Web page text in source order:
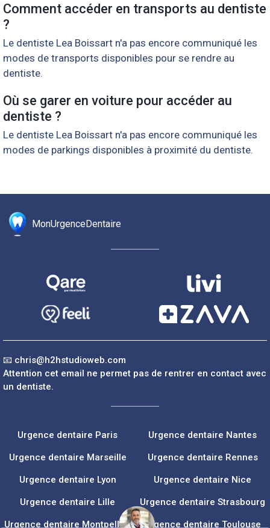
Comment accéder en transports au dentiste
?
Le dentiste Lea Boissart n'a pas encore communiqué les
modes de transports disponibles pour se rendre au
dentiste.
Où se garer en voiture pour accéder au
dentiste ?
Le dentiste Lea Boissart n'a pas encore communiqué les
modes de parkings disponibles à proximité du dentiste.
MonUrgenceDentaire
📧 chris@h2hstudioweb.com
Attention cet email ne permet pas de rentrer en contact avec
un dentiste.
Urgence dentaire Paris
Urgence dentaire Marseille
Urgence dentaire Lyon
Urgence dentaire Lille
Urgence dentaire Montpellier
Urgence dentaire Nantes
Urgence dentaire Rennes
Urgence dentaire Nice
Urgence dentaire Strasbourg
Urgence dentaire Toulouse